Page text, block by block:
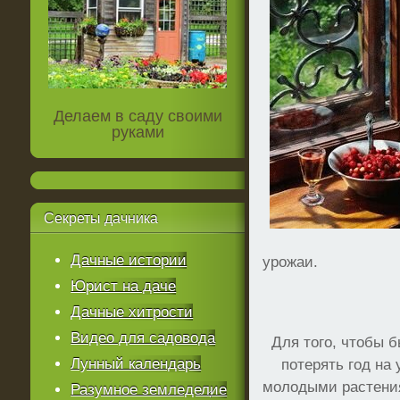
урожаи.
Для того, чтобы
потерять год
молодыми
Делаем в саду своими
руками
Секреты дачника
Дачные истории
Юрист на даче
Дачные хитрости
Видео для садовода
Лунный календарь
Разумное земледелие